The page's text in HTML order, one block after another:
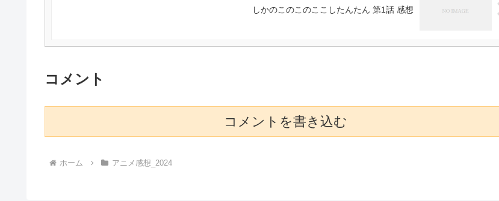
しかのこのこのここしたんたん 第1話 感想
コメント
コメントを書き込む
ホーム アニメ感想_2024